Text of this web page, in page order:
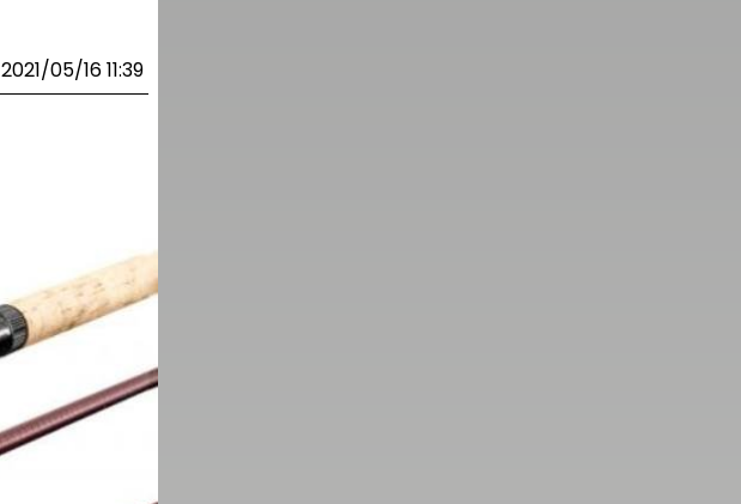
2021/05/16 11:39